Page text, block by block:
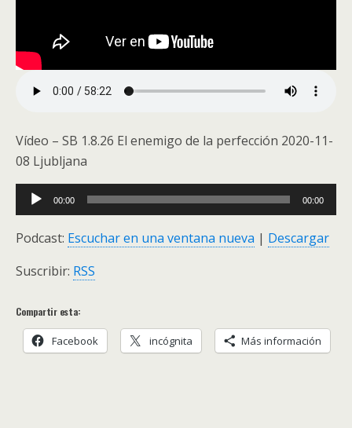
Vídeo – SB 1.8.26 El enemigo de la perfección 2020-11-
08 Ljubljana
Audio
Player
00:00 00:00
Podcast: Escuchar en una ventana nueva | Descargar
Suscribir: RSS
Compartir esta:
Facebook incógnita Más información